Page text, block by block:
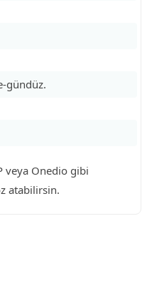
gündüz.
veya Onedio gibi
atabilirsin.